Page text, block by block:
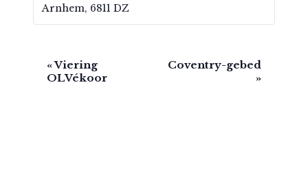
Arnhem, 6811 DZ
«Viering
OLVékoor
Coventry-gebed
»